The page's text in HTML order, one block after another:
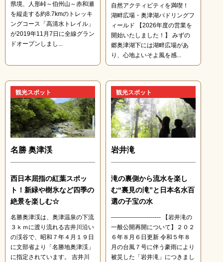
県境、人形峠～伯州山～赤和瀬
を縦走する約8.7kmのトレッキ
ングコース「高清水トレイル」
が2019年11月7日に全線グラン
ドオープンしまし...
自然アクティビティを満喫！
湖畔広場・奥津湖パドリングフ
ィールド 【2026年度の営業を
開始いたしました！】 みずの
郷奥津湖下には湖畔広場があ
り、心地よいそよ風を感...
観光スポット
名勝 奥津渓
西日本屈指の紅葉スポッ
ト！新緑や樹氷など四季の
絶景を楽しむ☆
名勝奥津渓は、奥津温泉の下流
３ｋｍに渡り流れる吉井川沿い
の渓谷で、昭和７年４月１９日
に文部省より「名勝地奥津渓」
に指定されています。 吉井川
観光スポット
岩井滝
滝の裏側から流水を楽し
む“裏見の滝”と日本名水百
選の子宝の水
------------------------- 【岩井滝の
一般公開再開について】２０２
６年８月６日更新 令和５年８
月の台風７号に伴う豪雨により
被災した「岩井滝」につきまし